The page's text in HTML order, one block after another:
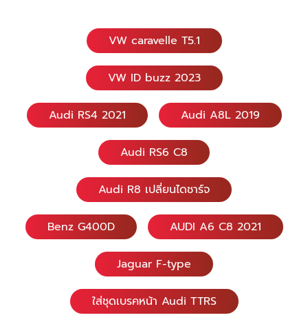
VW caravelle T5.1
VW ID buzz 2023
Audi RS4 2021 Audi A8L 2019
Audi RS6 C8
Audi R8 เปลี่ยนไดชาร์จ
Benz G400D AUDI A6 C8 2021
Jaguar F-type
ใส่ชุดเบรคหน้า Audi TTRS